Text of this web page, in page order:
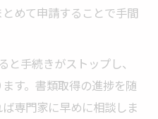
めて申請することで手間
手続きがストップし、
す。書類取得の進捗を随
専門家に早めに相談しま